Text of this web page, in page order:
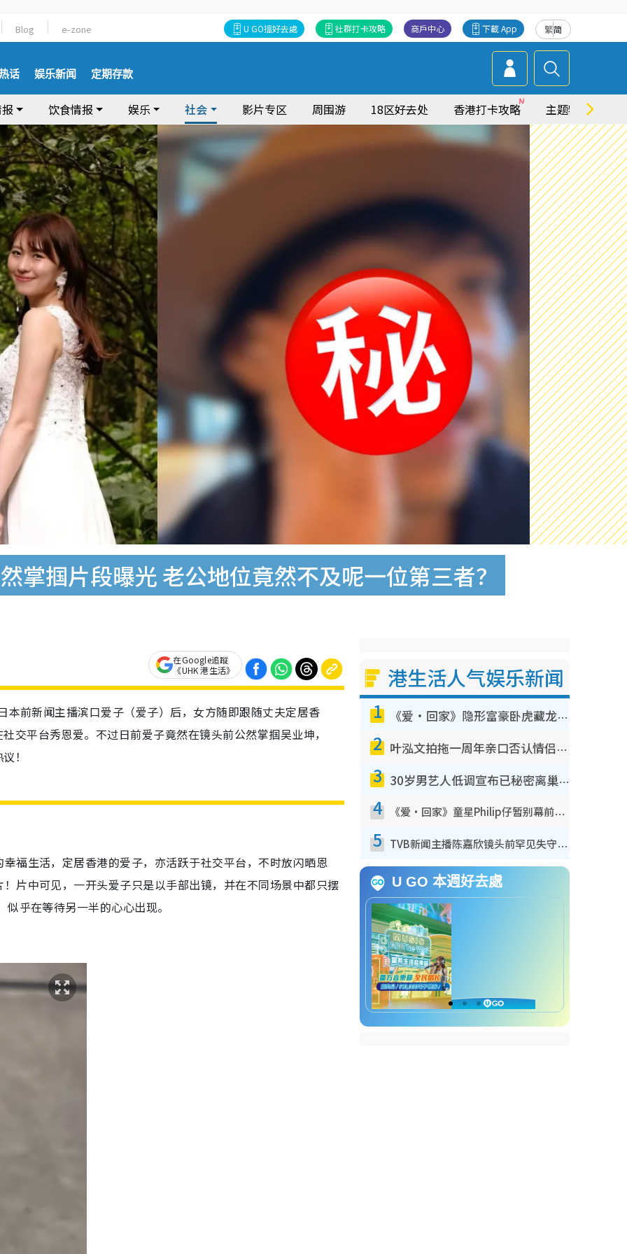
Blog e-zone 繁简
下載 App
商戶中心
社群打卡攻略
U GO搵好去處
话 娱乐新闻 定期存款
饮食情报 娱乐 社会 影片专区 周围游 18区好去处 香港打卡攻略 主题特集
掌掴片段曝光 老公地位竟然不及呢一位第三者？
在Google追蹤
《UHK 港生活》
前新闻主播滨口爱子（爱子）后，女方随即跟随丈夫定居香
交平台秀恩爱。不过日前爱子竟然在镜头前公然掌掴吴业坤，
！
福生活，定居香港的爱子，亦活跃于社交平台，不时放闪晒恩
片中可见，一开头爱子只是以手部出镜，并在不同场景中都只摆
乎在等待另一半的心心出现。
港生活人气娱乐新闻
1 《爱·回家》隐形富豪卧虎藏龙！盘点12位财气逼人的有钱艺人：这位美女3亿身家不愁做
2 叶泓文拍拖一周年亲口否认情侣关系？！被质疑感情造假竟称GM“普通同事”
3 30岁男艺人低调宣布已秘密离巢！人气急跌变失踪人口：“这几年过得并不容易”
4 《爱·回家》童星Philip仔暂别幕前久违现身！15岁近况暴风成长长高变帅气少年
5 TVB新闻主播陈嘉欣镜头前罕见失守！遭林超英一句话突袭吓坏当场大笑
U GO 本週好去處